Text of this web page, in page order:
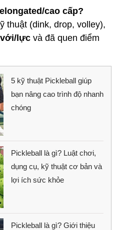
cao cấp?
thuật (dink, drop, volley),
lực và đã quen điểm
5 kỹ thuật Pickleball giúp
bạn nâng cao trình độ nhanh
chóng
Pickleball là gì? Luật chơi,
dụng cụ, kỹ thuật cơ bản và
lợi ích sức khỏe
Pickleball là gì? Giới thiệu